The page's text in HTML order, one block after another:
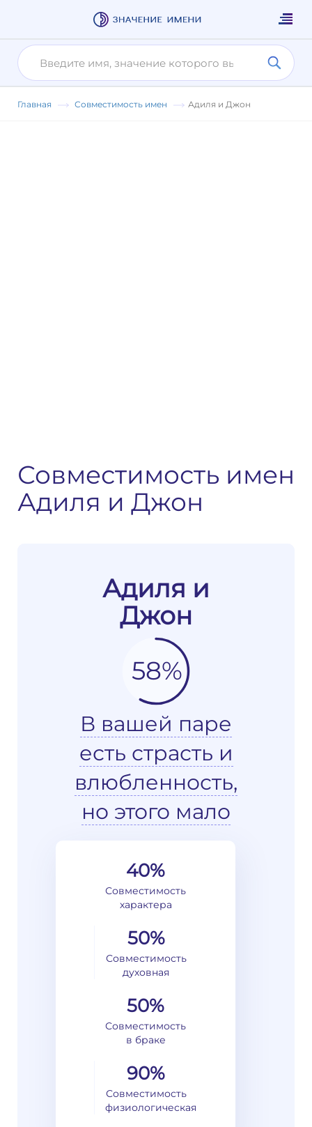
Главная Совместимость имен Адиля и Джон
Совместимость имен
Адиля и Джон
Адиля и
Джон
58%
В вашей паре
есть страсть и
влюбленность,
но этого мало
40%
Совместимость
характера
50%
Совместимость
духовная
50%
Совместимость
в браке
90%
Совместимость
физиологическая